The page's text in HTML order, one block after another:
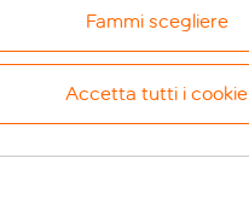
Fammi scegliere
Accetta tutti i cookie